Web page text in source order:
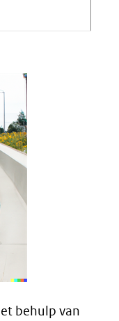
behulp van